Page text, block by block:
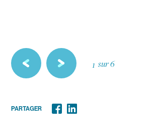
previous next 1 sur 6
PARTAGER FacebookLinkedin